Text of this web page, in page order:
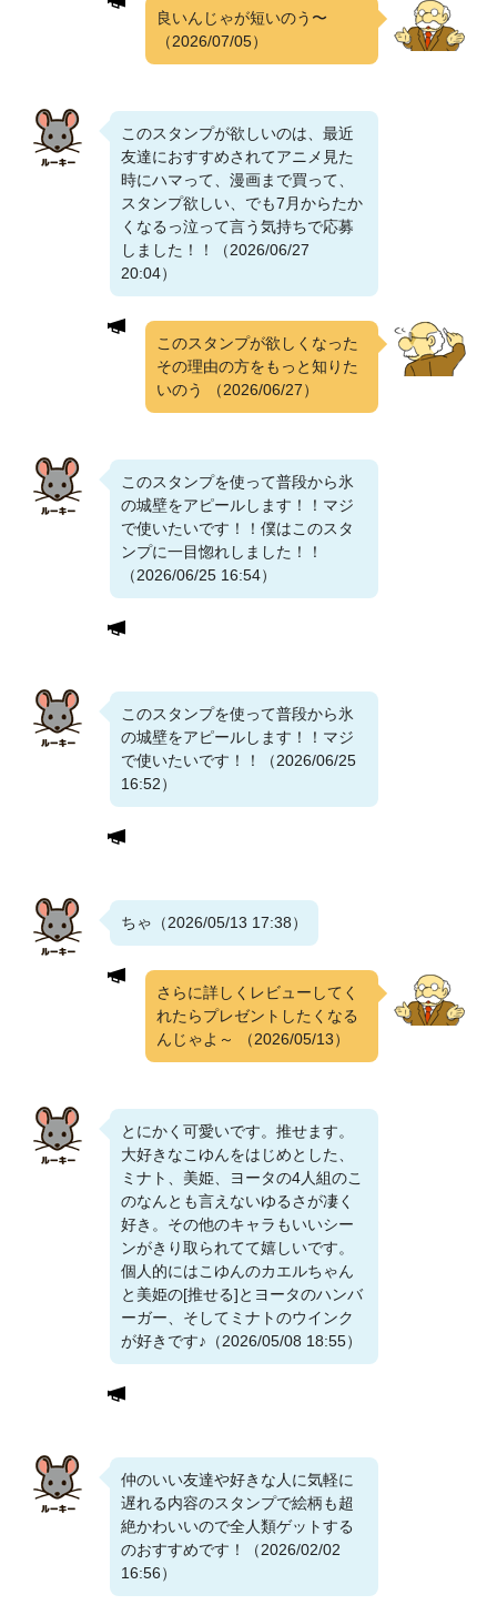
良いんじゃが短いのう〜
（2026/07/05）
このスタンプが欲しいのは、最近
友達におすすめされてアニメ見た
時にハマって、漫画まで買って、
スタンプ欲しい、でも7月からたか
くなるっ泣って言う気持ちで応募
しました！！（2026/06/27
20:04）
このスタンプが欲しくなった
その理由の方をもっと知りた
いのう
（2026/06/27）
このスタンプを使って普段から氷
の城壁をアピールします！！マジ
で使いたいです！！僕はこのスタ
ンプに一目惚れしました！！
（2026/06/25 16:54）
このスタンプを使って普段から氷
の城壁をアピールします！！マジ
で使いたいです！！（2026/06/25
16:52）
ちゃ（2026/05/13 17:38）
さらに詳しくレビューしてく
れたらプレゼントしたくなる
んじゃよ～
（2026/05/13）
とにかく可愛いです。推せます。
大好きなこゆんをはじめとした、
ミナト、美姫、ヨータの4人組のこ
のなんとも言えないゆるさが凄く
好き。その他のキャラもいいシー
ンがきり取られてて嬉しいです。
個人的にはこゆんのカエルちゃん
と美姫の[推せる]とヨータのハンバ
ーガー、そしてミナトのウインク
が好きです♪（2026/05/08 18:55）
仲のいい友達や好きな人に気軽に
遅れる内容のスタンプで絵柄も超
絶かわいいので全人類ゲットする
のおすすめです！（2026/02/02
16:56）